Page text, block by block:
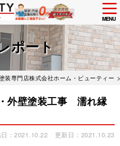
MENU
ポート
装専門店株式会社ホーム・ビューティー
外壁塗装工事 濡れ縁
：2021.10.22 更新日：2021.10.23